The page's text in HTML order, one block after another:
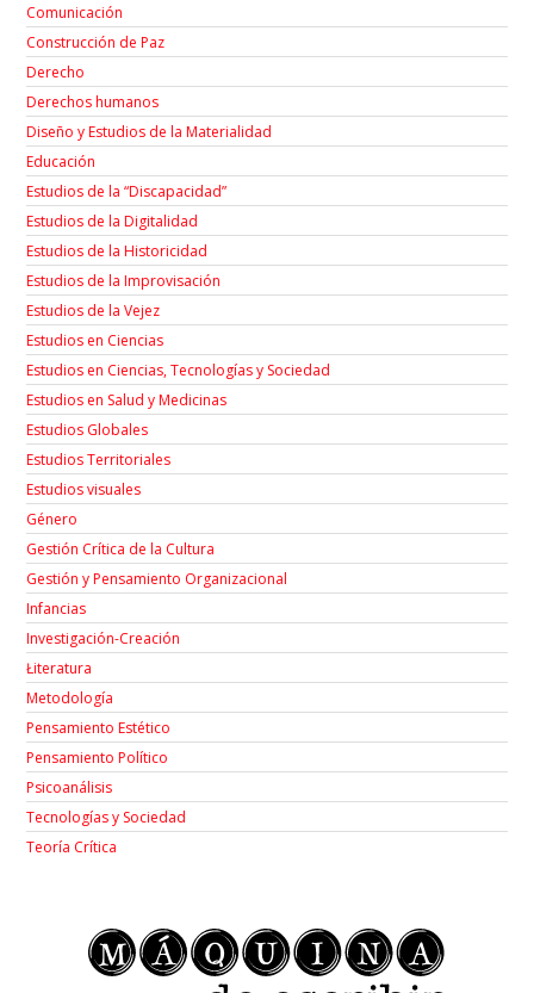
Comunicación
Construcción de Paz
Derecho
Derechos humanos
Diseño y Estudios de la Materialidad
Educación
Estudios de la “Discapacidad”
Estudios de la Digitalidad
Estudios de la Historicidad
Estudios de la Improvisación
Estudios de la Vejez
Estudios en Ciencias
Estudios en Ciencias, Tecnologías y Sociedad
Estudios en Salud y Medicinas
Estudios Globales
Estudios Territoriales
Estudios visuales
Género
Gestión Crítica de la Cultura
Gestión y Pensamiento Organizacional
Infancias
Investigación-Creación
Łiteratura
Metodología
Pensamiento Estético
Pensamiento Político
Psicoanálisis
Tecnologías y Sociedad
Teoría Crítica